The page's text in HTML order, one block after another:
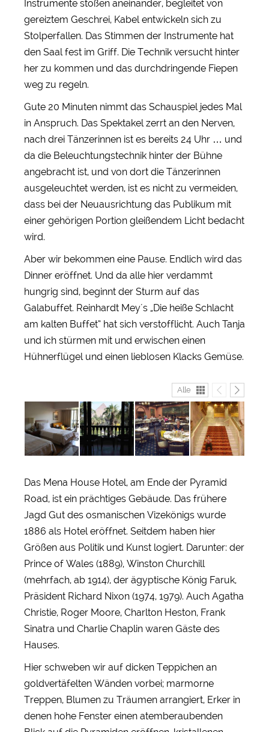
Instrumente stoßen aneinander, begleitet von
gereiztem Geschrei, Kabel entwickeln sich zu
Stolperfallen. Das Stimmen der Instrumente hat
den Saal fest im Griff. Die Technik versucht hinter
her zu kommen und das durchdringende Fiepen
weg zu regeln.
Gute 20 Minuten nimmt das Schauspiel jedes Mal
in Anspruch. Das Spektakel zerrt an den Nerven,
nach drei Tänzerinnen ist es bereits 24 Uhr … und
da die Beleuchtungstechnik hinter der Bühne
angebracht ist, und von dort die Tänzerinnen
ausgeleuchtet werden, ist es nicht zu vermeiden,
dass bei der Neuausrichtung das Publikum mit
einer gehörigen Portion gleißendem Licht bedacht
wird.
Aber wir bekommen eine Pause. Endlich wird das
Dinner eröffnet. Und da alle hier verdammt
hungrig sind, beginnt der Sturm auf das
Galabuffet. Reinhardt Mey´s „Die heiße Schlacht
am kalten Buffet“ hat sich verstofflicht. Auch Tanja
und ich stürmen mit und erwischen einen
Hühnerflügel und einen lieblosen Klacks Gemüse.
Alle
Das Mena House Hotel, am Ende der Pyramid
Road, ist ein prächtiges Gebäude. Das frühere
Jagd Gut des osmanischen Vizekönigs wurde
1886 als Hotel eröffnet. Seitdem haben hier
Größen aus Politik und Kunst logiert. Darunter: der
Prince of Wales (1889), Winston Churchill
(mehrfach, ab 1914), der ägyptische König Faruk,
Präsident Richard Nixon (1974, 1979). Auch Agatha
Christie, Roger Moore, Charlton Heston, Frank
Sinatra und Charlie Chaplin waren Gäste des
Hauses.
Hier schweben wir auf dicken Teppichen an
goldvertäfelten Wänden vorbei; marmorne
Treppen, Blumen zu Träumen arrangiert, Erker in
denen hohe Fenster einen atemberaubenden